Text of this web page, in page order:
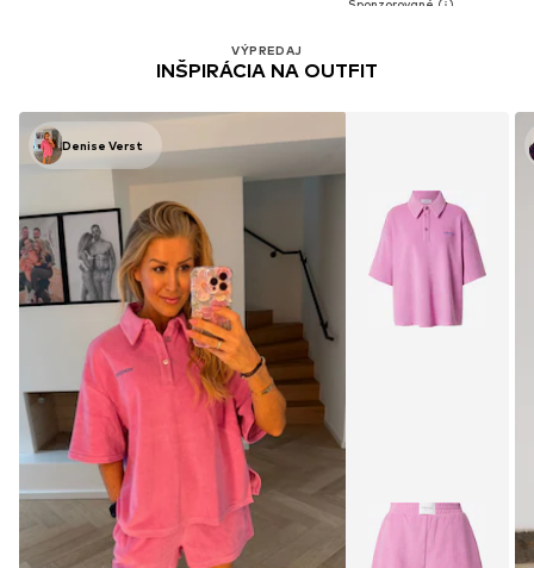
VÝPREDAJ
INŠPIRÁCIA NA OUTFIT
Denise Verst